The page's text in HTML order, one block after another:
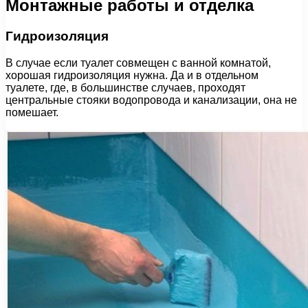
Монтажные работы и отделка
Гидроизоляция
В случае если туалет совмещен с ванной комнатой,
хорошая гидроизоляция нужна. Да и в отдельном
туалете, где, в большинстве случаев, проходят
центральные стояки водопровода и канализации, она не
помешает.